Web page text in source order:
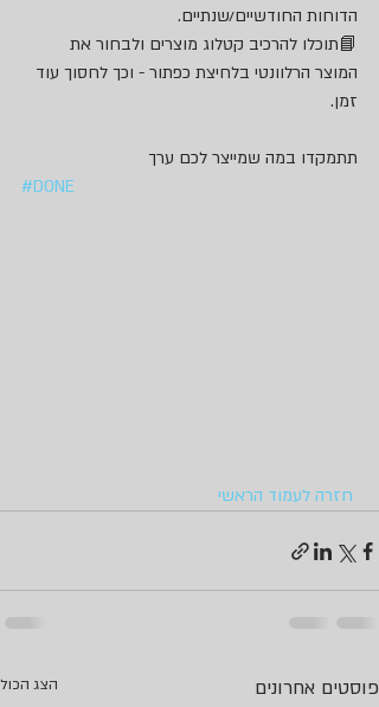
הדוחות החודשיים/שנתיים.
📘תוכלו להרכיב קטלוג מוצרים ולבחור את
המוצר הרלוונטי בלחיצת כפתור - וכך לחסוך עוד
זמן.
תתמקדו במה שמייצר לכם ערך
#DONE
חזרה לעמוד הראשי
פוסטים אחרונים הצג הכול